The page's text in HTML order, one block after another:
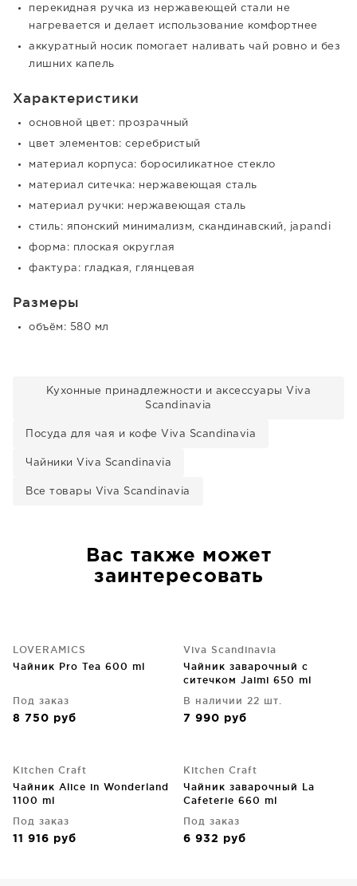
перекидная ручка из нержавеющей стали не
нагревается и делает использование комфортнее
аккуратный носик помогает наливать чай ровно и без
лишних капель
Характеристики
основной цвет: прозрачный
цвет элементов: серебристый
материал корпуса: боросиликатное стекло
материал ситечка: нержавеющая сталь
материал ручки: нержавеющая сталь
стиль: японский минимализм, скандинавский, japandi
форма: плоская округлая
фактура: гладкая, глянцевая
Размеры
объём: 580 мл
Кухонные принадлежности и аксессуары Viva
Scandinavia
Посуда для чая и кофе Viva Scandinavia
Чайники Viva Scandinavia
Все товары Viva Scandinavia
Вас также может
заинтересовать
LOVERAMICS
Чайник Pro Tea 600 ml
Под заказ
8 750 руб
Viva Scandinavia
Чайник заварочный с
ситечком Jaimi 650 ml
В наличии 22 шт.
7 990 руб
Kitchen Craft
Чайник Alice in Wonderland
1100 ml
Под заказ
11 916 руб
Kitchen Craft
Чайник заварочный La
Cafeterie 660 ml
Под заказ
6 932 руб